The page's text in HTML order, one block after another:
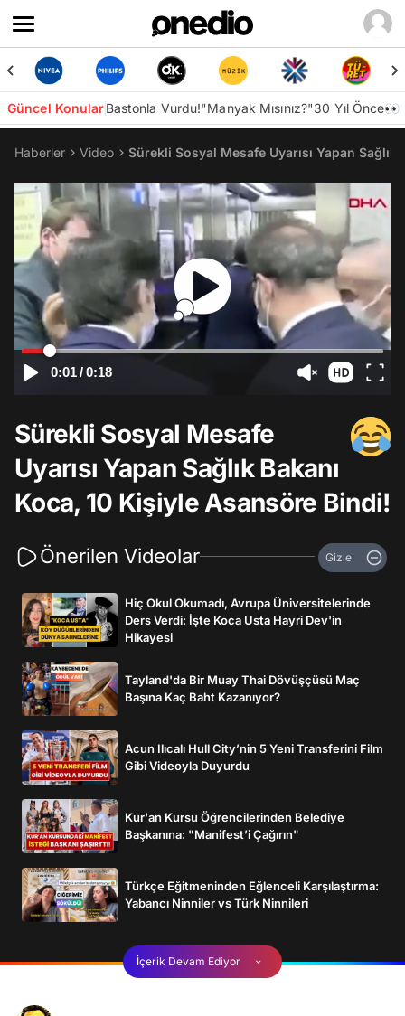
Güncel KonularBastonla Vurdu!"Manyak Mısınız?"30 Yıl Önce👀
Haberler Video Sürekli Sosyal Mesafe Uyarısı Yapan
0:01/0:18
Sürekli Sosyal Mesafe
Uyarısı Yapan Sağlık Bakanı
Koca, 10 Kişiyle Asansöre Bindi!
Önerilen Videolar Gizle
Hiç Okul Okumadı, Avrupa Üniversitelerinde
Ders Verdi: İşte Koca Usta Hayri Dev'in
Hikayesi
Tayland'da Bir Muay Thai Dövüşçüsü Maç
Başına Kaç Baht Kazanıyor?
Acun Ilıcalı Hull City’nin 5 Yeni Transferini Film
Gibi Videoyla Duyurdu
Kur'an Kursu Öğrencilerinden Belediye
Başkanına: "Manifest’i Çağırın"
Türkçe Eğitmeninden Eğlenceli Karşılaştırma:
Yabancı Ninniler vs Türk Ninnileri
İçerik Devam Ediyor